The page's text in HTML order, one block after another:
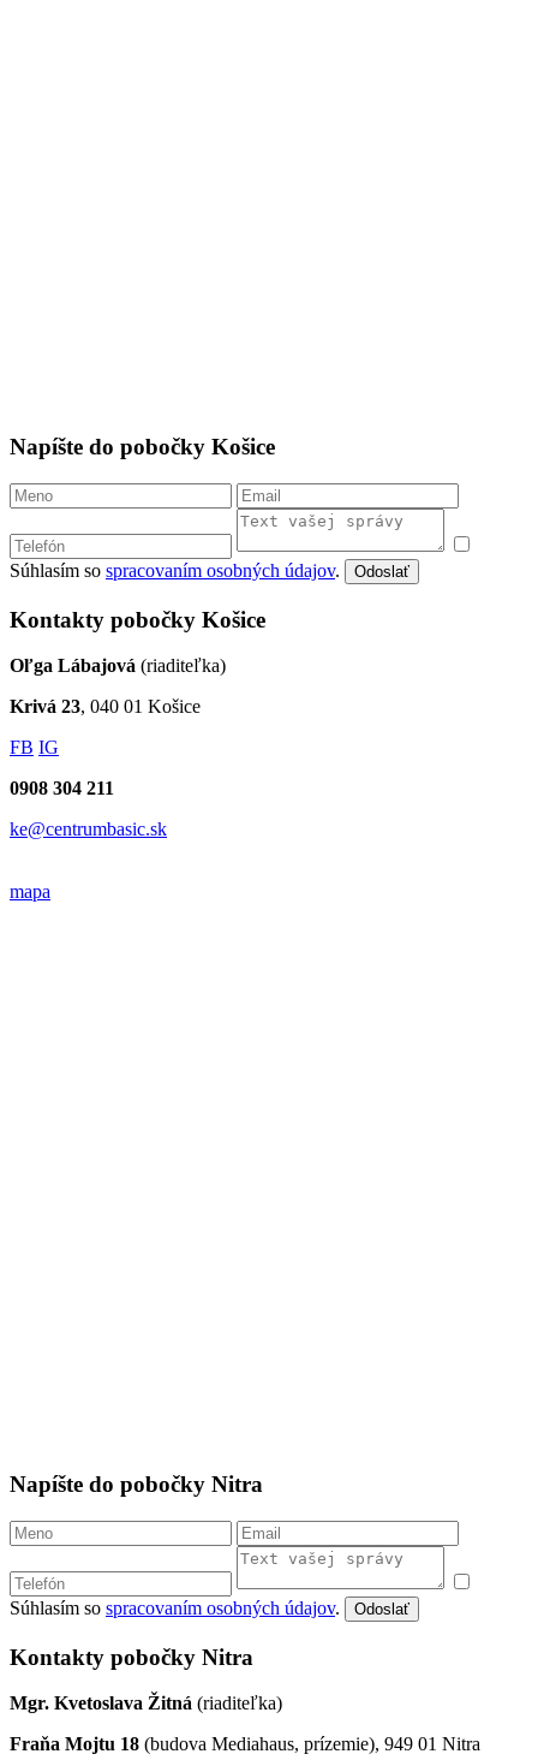
Napíšte do pobočky Košice
Súhlasím so spracovaním osobných údajov. Odoslať
Kontakty pobočky Košice
Oľga Lábajová (riaditeľka)
Krivá 23, 040 01 Košice
FB IG
0908 304 211
ke@centrumbasic.sk
mapa
Napíšte do pobočky Nitra
Súhlasím so spracovaním osobných údajov. Odoslať
Kontakty pobočky Nitra
Mgr. Kvetoslava Žitná (riaditeľka)
Fraňa Mojtu 18 (budova Mediahaus, prízemie), 949 01 Nitra